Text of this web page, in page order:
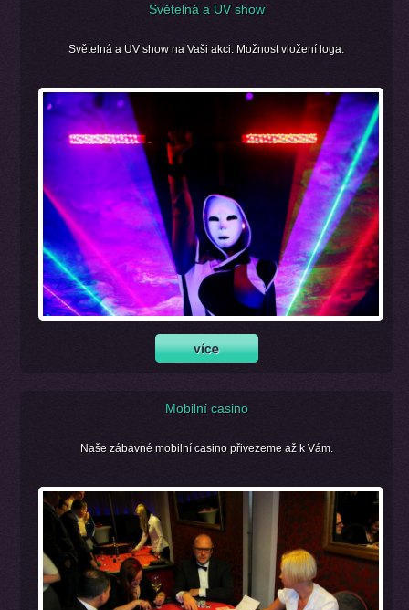
Světelná a UV show
Světelná a UV show na Vaši akci. Možnost vložení loga.
Mobilní casino
Naše zábavné mobilní casino přivezeme až k Vám.